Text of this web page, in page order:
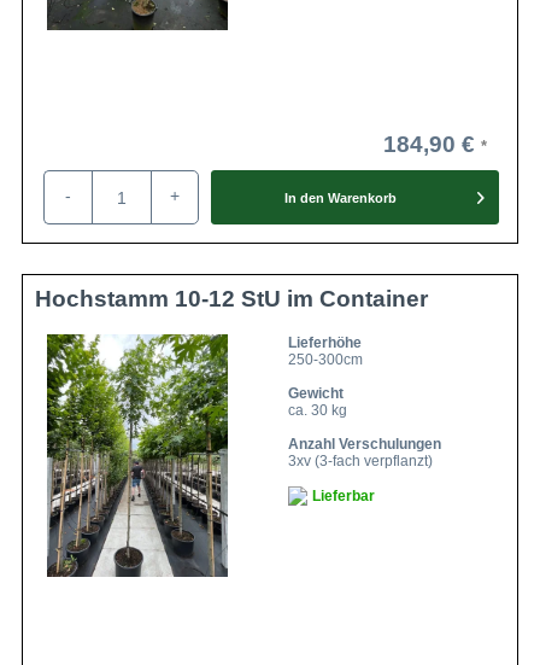
184,90 €
- + In den Warenkorb
Hochstamm 10-12 StU im Container
Lieferhöhe
250-300cm
Gewicht
ca. 30 kg
Anzahl Verschulungen
3xv (3-fach verpflanzt)
Lieferbar